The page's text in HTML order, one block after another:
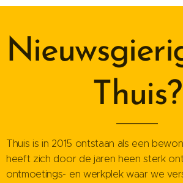
Thuis?
Thuis is in 2015 ontstaan als een
heeft zich door de jaren heen sterk
ontmoetings- en werkplek waar we